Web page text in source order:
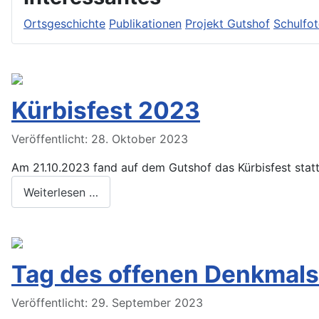
Ortsgeschichte Publikationen Projekt Gutshof
Kürbisfest 2023
Veröffentlicht: 28. Oktober 2023
Am 21.10.2023 fand auf dem Gutshof das Kürbisfest
Weiterlesen …
Tag des offenen
Veröffentlicht: 29. September 2023